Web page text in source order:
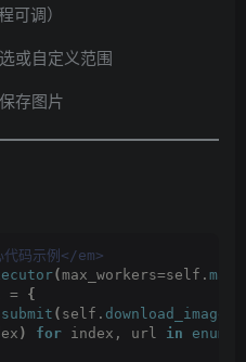
可调）
或自定义范围
存图片
码示例</em>
(max_workers=self.
=
{
submit ( self. download_image
) for index, url in